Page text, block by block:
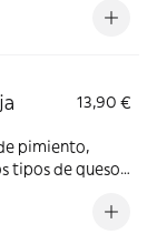
13,90 €
pimiento,
tipos de queso,